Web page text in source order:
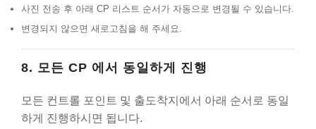
사진 전송 후 아래 CP 리스트 순서가 자동으로 변경될 수 있습니다.
변경되지 않으면 새로고침을 해 주세요.
8. 모든 CP 에서 동일하게 진행
모든 컨트롤 포인트 및 출도착지에서 아래 순서로 동일
하게 진행하시면 됩니다.